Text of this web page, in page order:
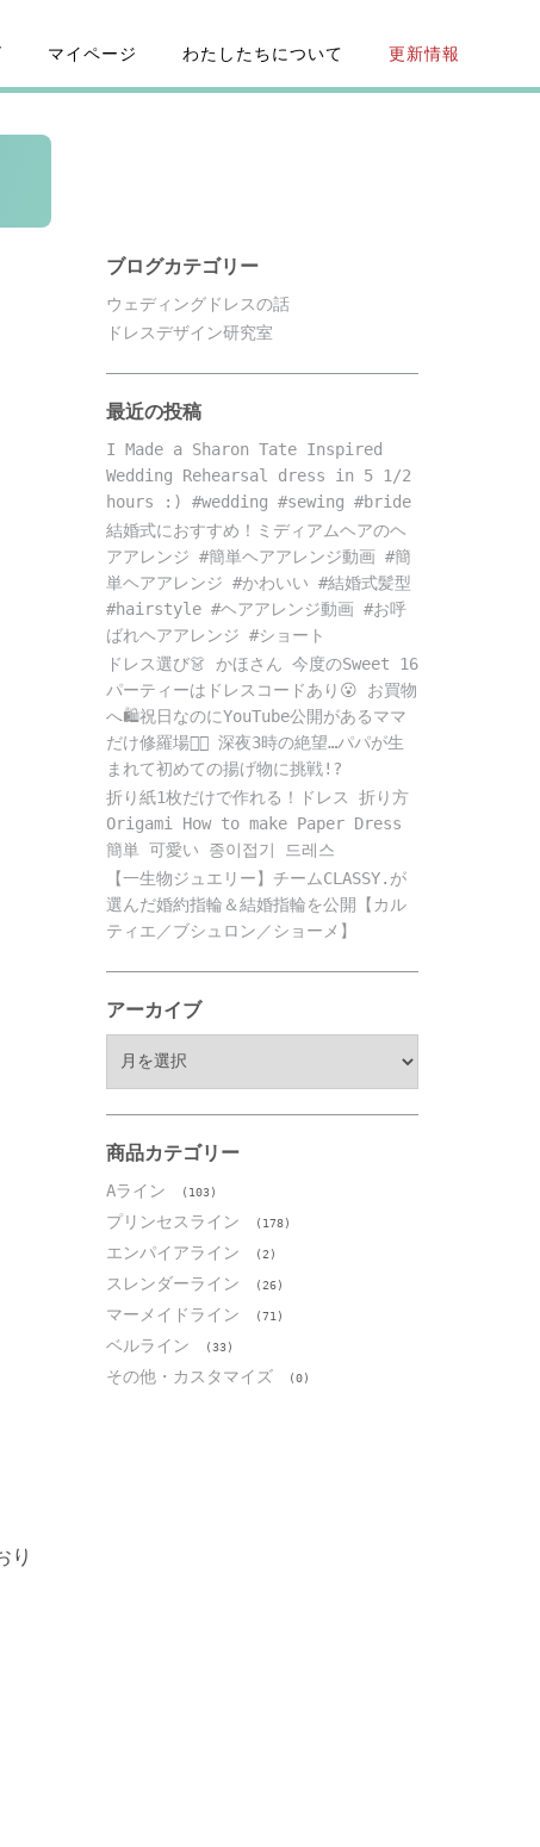
マイページ わたしたちについて 更新情報
り
ブログカテゴリー
ウェディングドレスの話
ドレスデザイン研究室
最近の投稿
I Made a Sharon Tate Inspired
Wedding Rehearsal dress in 5 1/2
hours :) #wedding #sewing #bride
結婚式におすすめ！ミディアムヘアのヘ
アアレンジ #簡単ヘアアレンジ動画 #簡
単ヘアアレンジ #かわいい #結婚式髪型
#hairstyle #ヘアアレンジ動画 #お呼
ばれヘアアレンジ #ショート
ドレス選び👗 かほさん 今度のSweet 16
パーティーはドレスコードあり😮 お買物
へ🛍️祝日なのにYouTube公開があるママ
だけ修羅場😵‍💫 深夜3時の絶望…パパが生
まれて初めての揚げ物に挑戦!?
折り紙1枚だけで作れる！ドレス 折り方
Origami How to make Paper Dress
簡単 可愛い 종이접기 드레스
【一生物ジュエリー】チームCLASSY.が
選んだ婚約指輪＆結婚指輪を公開【カル
ティエ／ブシュロン／ショーメ】
アーカイブ
ブ
商品カテゴリー
Aライン (103)
プリンセスライン (178)
エンパイアライン (2)
スレンダーライン (26)
マーメイドライン (71)
ベルライン (33)
その他・カスタマイズ (0)